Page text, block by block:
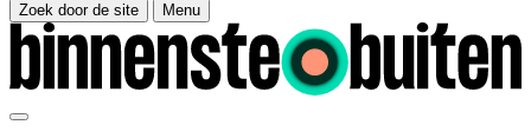
Zoek door de site Menu